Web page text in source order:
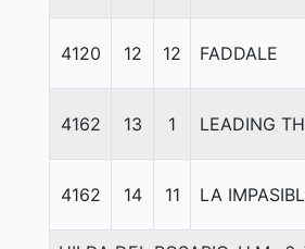
4120 12 12 FADDALE
4162 13 1 LEADING
4162 14 11 LA